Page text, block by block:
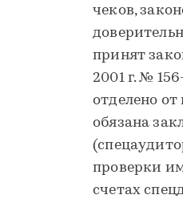
чеков,
принят
2001 г. №
отделено
обязана
проверки
счетах